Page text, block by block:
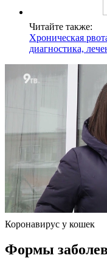
Читайте также:
Хроническая
диагностика,
Коронавирус у кошек
Формы